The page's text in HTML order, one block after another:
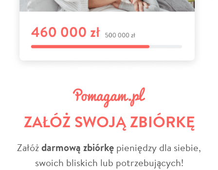
ZAŁÓŻ SWOJĄ ZBIÓRKĘ
Załóżdarmową zbiórkę pieniędzy dla siebie,
swoich bliskich lub potrzebujących!